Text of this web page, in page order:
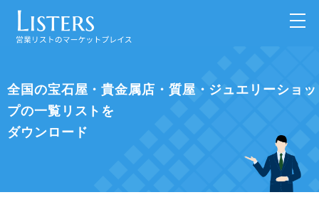
全国の宝石屋・貴金属店・質屋・ジュエリーショッ
プの一覧リストを
ダウンロード